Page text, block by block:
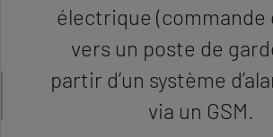
électrique (commande
vers un poste de
partir d’un système
via un GSM.